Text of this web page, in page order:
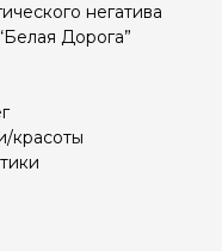
негатива
Дорога”
красоты